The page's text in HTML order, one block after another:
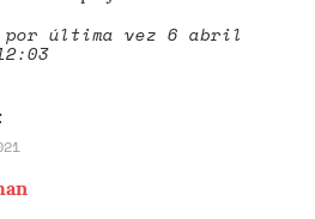
por última vez 6 abril